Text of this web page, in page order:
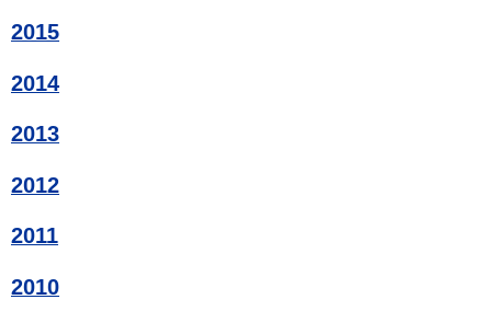
2015
2014
2013
2012
2011
2010